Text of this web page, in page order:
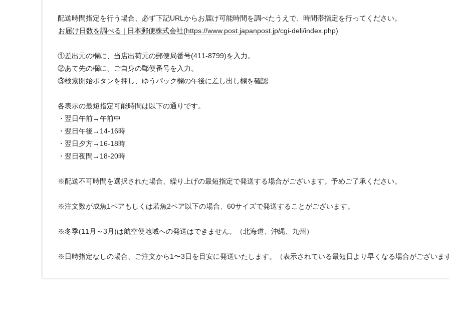
配送時間指定を行う場合、必ず下記URLからお届け可能時間を調べたうえで、時間帯指定を行ってください。
お届け日数を調べる | 日本郵便株式会社(https://www.post.japanpost.jp/cgi-deli/index.php)
①差出元の欄に、当店出荷元の郵便局番号(411-8799)を入力。
②あて先の欄に、ご自身の郵便番号を入力。
③検索開始ボタンを押し、ゆうパック欄の午後に差し出し欄を確認
各表示の最短指定可能時間は以下の通りです。
・翌日午前→午前中
・翌日午後→14-16時
・翌日夕方→16-18時
・翌日夜間→18-20時
※配送不可時間を選択された場合、繰り上げの最短指定で発送する場合がございます。予めご了承ください。
※注文数が成魚1ペアもしくは若魚2ペア以下の場合、60サイズで発送することがございます。
※冬季(11月～3月)は航空便地域への発送はできません。（北海道、沖縄、九州）
※日時指定なしの場合、ご注文から1〜3日を目安に発送いたします。（表示されている最短日より早くなる場合がございま